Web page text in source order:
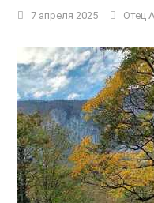
7 апреля 2025 Отец